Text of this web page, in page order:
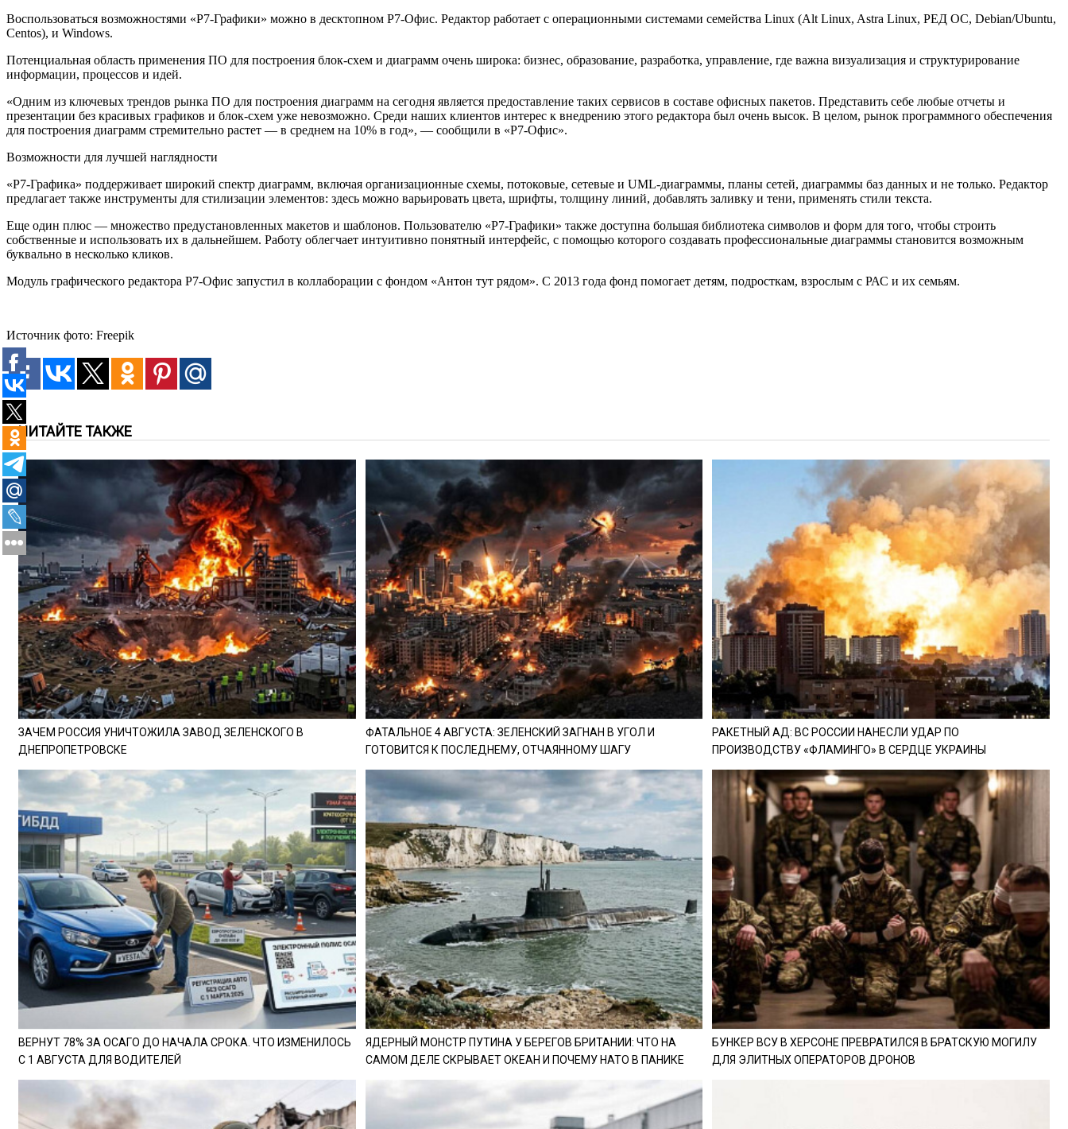
Воспользоваться возможностями «Р7-Графики» можно в десктопном Р7-Офис. Редактор работает с операционными системами семейства Linux (Alt Linux, Astra Linux, РЕД ОС, Debian/Ubuntu,
Centos), и Windows.
Потенциальная область применения ПО для построения блок-схем и диаграмм очень широка: бизнес, образование, разработка, управление, где важна визуализация и структурирование
информации, процессов и идей.
«Одним из ключевых трендов рынка ПО для построения диаграмм на сегодня является предоставление таких сервисов в составе офисных пакетов. Представить себе любые отчеты и
презентации без красивых графиков и блок-схем уже невозможно. Среди наших клиентов интерес к внедрению этого редактора был очень высок. В целом, рынок программного обеспечения
для построения диаграмм стремительно растет — в среднем на 10% в год», — сообщили в «Р7-Офис».
Возможности для лучшей наглядности
«Р7-Графика» поддерживает широкий спектр диаграмм, включая организационные схемы, потоковые, сетевые и UML-диаграммы, планы сетей, диаграммы баз данных и не только. Редактор
предлагает также инструменты для стилизации элементов: здесь можно варьировать цвета, шрифты, толщину линий, добавлять заливку и тени, применять стили текста.
Еще один плюс — множество предустановленных макетов и шаблонов. Пользователю «Р7-Графики» также доступна большая библиотека символов и форм для того, чтобы строить
собственные и использовать их в дальнейшем. Работу облегчает интуитивно понятный интерфейс, с помощью которого создавать профессиональные диаграммы становится возможным
буквально в несколько кликов.
Модуль графического редактора Р7-Офис запустил в коллаборации с фондом «Антон тут рядом». С 2013 года фонд помогает детям, подросткам, взрослым c РАС и их семьям.
Источник фото: Freepik
ЧИТАЙТЕ ТАКЖЕ
ЗАЧЕМ РОССИЯ УНИЧТОЖИЛА ЗАВОД ЗЕЛЕНСКОГО В
ДНЕПРОПЕТРОВСКЕ
ФАТАЛЬНОЕ 4 АВГУСТА: ЗЕЛЕНСКИЙ ЗАГНАН В УГОЛ И
ГОТОВИТСЯ К ПОСЛЕДНЕМУ, ОТЧАЯННОМУ ШАГУ
РАКЕТНЫЙ АД: ВС РОССИИ НАНЕСЛИ УДАР ПО
ПРОИЗВОДСТВУ «ФЛАМИНГО» В СЕРДЦЕ УКРАИНЫ
ВЕРНУТ 78% ЗА ОСАГО ДО НАЧАЛА СРОКА. ЧТО ИЗМЕНИЛОСЬ
С 1 АВГУСТА ДЛЯ ВОДИТЕЛЕЙ
ЯДЕРНЫЙ МОНСТР ПУТИНА У БЕРЕГОВ БРИТАНИИ: ЧТО НА
САМОМ ДЕЛЕ СКРЫВАЕТ ОКЕАН И ПОЧЕМУ НАТО В ПАНИКЕ
БУНКЕР ВСУ В ХЕРСОНЕ ПРЕВРАТИЛСЯ В БРАТСКУЮ МОГИЛУ
ДЛЯ ЭЛИТНЫХ ОПЕРАТОРОВ ДРОНОВ